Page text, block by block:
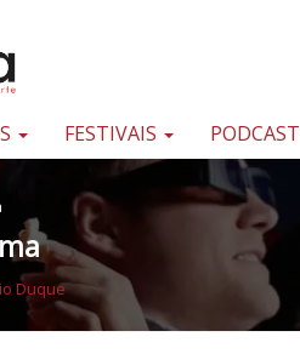
FESTIVAIS PODCAST
Duque